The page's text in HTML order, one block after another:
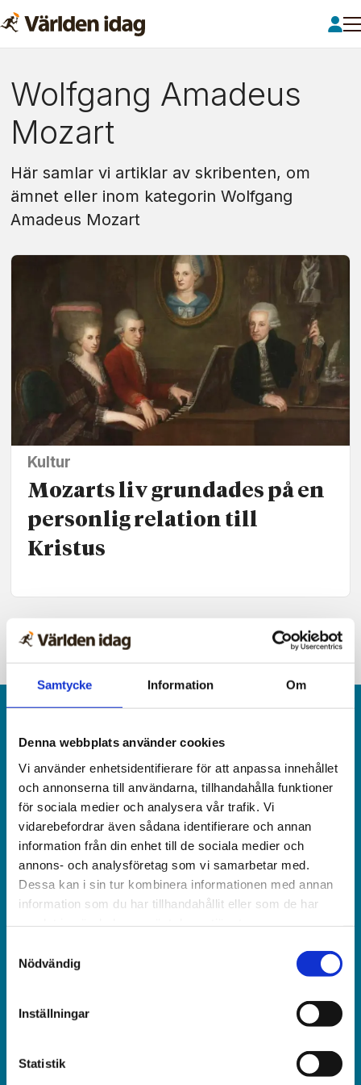
Samtycke Information Om
Denna webbplats använder cookies
Vi använder enhetsidentifierare för att anpassa innehållet
och annonserna till användarna, tillhandahålla funktioner
för sociala medier och analysera vår trafik. Vi
vidarebefordrar även sådana identifierare och annan
information från din enhet till de sociala medier och
annons- och analysföretag som vi samarbetar med.
Dessa kan i sin tur kombinera informationen med annan
information som du har tillhandahållit eller som de har
Nödvändig
Inställningar
Statistik
Om:
wolfgang
amadeus
mozart
Wolfgang Amadeus
Mozart
Här samlar vi artiklar av skribenten, om
ämnet eller inom kategorin Wolfgang
Amadeus Mozart
Kultur
Mozarts liv grundades på en
personlig relation till
Kristus
Världen idag är en rikstäckande
och obunden nyhets­­­tidning på kristen grund.
Ansvarig utgivare och chef­redaktör:
Jonas Adolfsson
© Världen idag AB
Växel:
(kl 10–12, 14–16)
018-430 40 50